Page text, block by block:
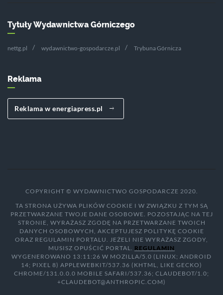
Tytuły Wydawnictwa Górniczego
nettg.pl wydawnictwo-gospodarcze.pl Trybuna Górnicza
Reklama
Reklama w energiapress.pl
COPYRIGHT © WYDAWNICTWO GOSPODARCZE 2020.
TA STRONA UŻYWA PLIKÓW COOKIE I W ZWIĄZKU Z TYM SĄ
PRZETWARZANE TWOJE DANE OSOBOWE. POZOSTAJĄC NA TEJ
STRONIE, WYRAŻASZ ZGODĘ NA PRZETWARZANE TWOICH
DANYCH OSOBOWYCH, AKCEPTUJESZ POLITYKĘ COOKIE
ORAZ REGULAMIN PORTALU. JEŻELI NIE WYRAŻASZ ZGODY,
MUSISZ OPUŚCIĆ PORTAL. REGULAMIN
WYGENEROWANO 13:11:26 W MOZILLA/5.0 (LINUX; ANDROID
14; PIXEL 8) APPLEWEBKIT/537.36 (KHTML, LIKE GECKO)
CHROME/131.0.0.0 MOBILE SAFARI/537.36; CLAUDEBOT/1.0;
+CLAUDEBOT@ANTHROPIC.COM)